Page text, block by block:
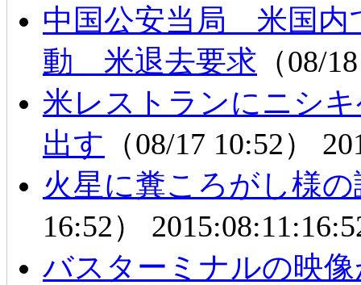
中国公安当局 米国内
動 米退去要求 （08/
米レストランにニシ
出す （08/17 10:52）
火星に糞ころがし様
16:52）
バスターミナルの映